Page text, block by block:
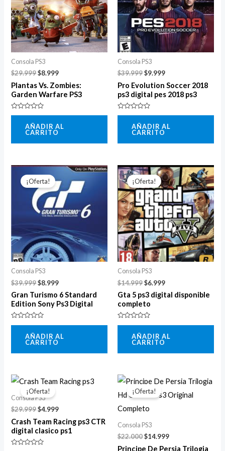
Consola PS3
$29.999$8.999
Plantas Vs. Zombies:
Garden Warfare PS3
Valorado
AÑADIR AL
CARRITO
Consola PS3
$39.999$9.999
Pro Evolution Soccer 2018
ps3 digital pes 2018 ps3
Valorado
AÑADIR AL
CARRITO
¡Oferta!
Consola PS3
$39.999
El
precio
original
era:
$39.999.
$8.999
El
precio
actual
es:
$8.999.
Gran Turismo 6 Standard
Edition Sony Ps3 Digital
Valorado
AÑADIR AL
CARRITO
¡Oferta!
Consola PS3
$14.999
El
precio
original
era:
$14.999.
$6.999
El
precio
actual
es:
$6.999.
Gta 5 ps3 digital disponible
completo
Valorado
AÑADIR AL
CARRITO
¡Oferta!
Consola PS3
$29.999
El
precio
original
era:
$29.999.
$4.999
El
precio
Crash Team Racing ps3 CTR
digital clasico ps1
¡Oferta!
Consola PS3
$22.000
El
precio
original
$22.000.
$14.999
El
precio
actual
Principe De Persia Trilogia